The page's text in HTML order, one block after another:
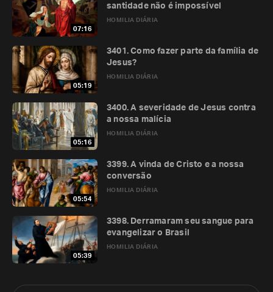
07:16
HOMILIA DIÁRIA
santidade não é impossível
05:19
HOMILIA DIÁRIA
3401. Como fazer parte da família de
Jesus?
05:16
HOMILIA DIÁRIA
3400. A severidade de Jesus contra
a nossa malícia
05:54
HOMILIA DIÁRIA
3399. A vinda de Cristo e a nossa
conversão
05:39
HOMILIA DIÁRIA
3398. Derramaram seu sangue para
evangelizar o Brasil